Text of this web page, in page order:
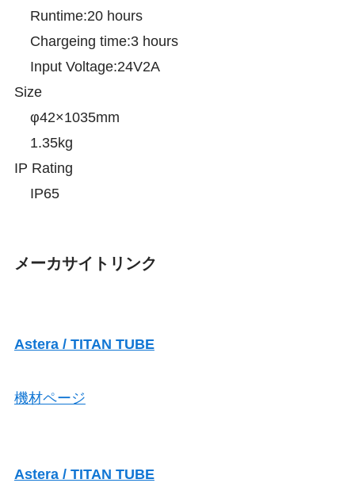
Runtime:20 hours
Chargeing time:3 hours
Input Voltage:24V2A
Size
φ42×1035mm
1.35kg
IP Rating
IP65
メーカサイトリンク
Astera / TITAN TUBE
機材ページ
Astera / TITAN TUBE